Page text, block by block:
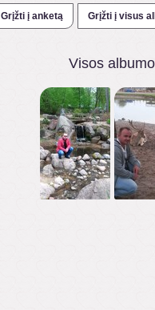
Grįžti į anketą Grįžti į visus
Visos